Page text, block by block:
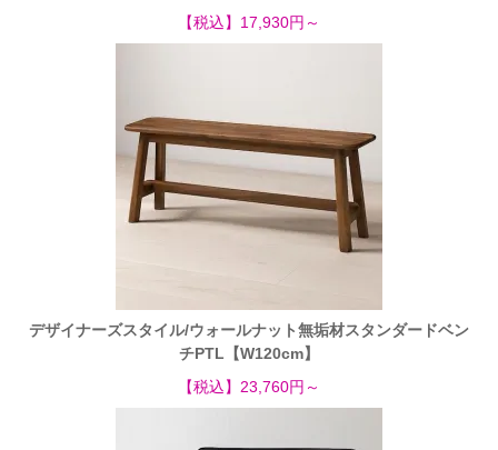
【税込】17,930円～
デザイナーズスタイル/ウォールナット無垢材スタンダードベン
チPTL【W120cm】
【税込】23,760円～